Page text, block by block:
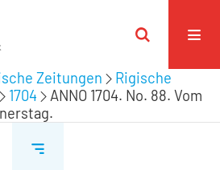
Zeitungen
Rigische
1704
ANNO 1704. No. 88. Vom